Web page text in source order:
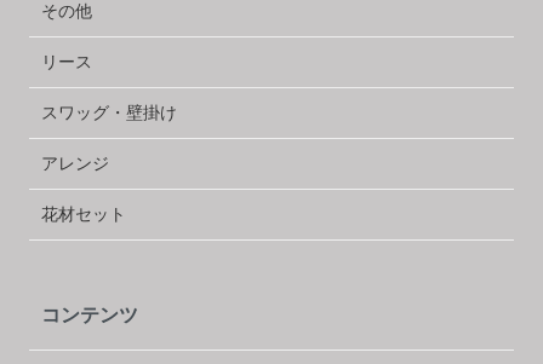
その他
リース
スワッグ・壁掛け
アレンジ
花材セット
コンテンツ